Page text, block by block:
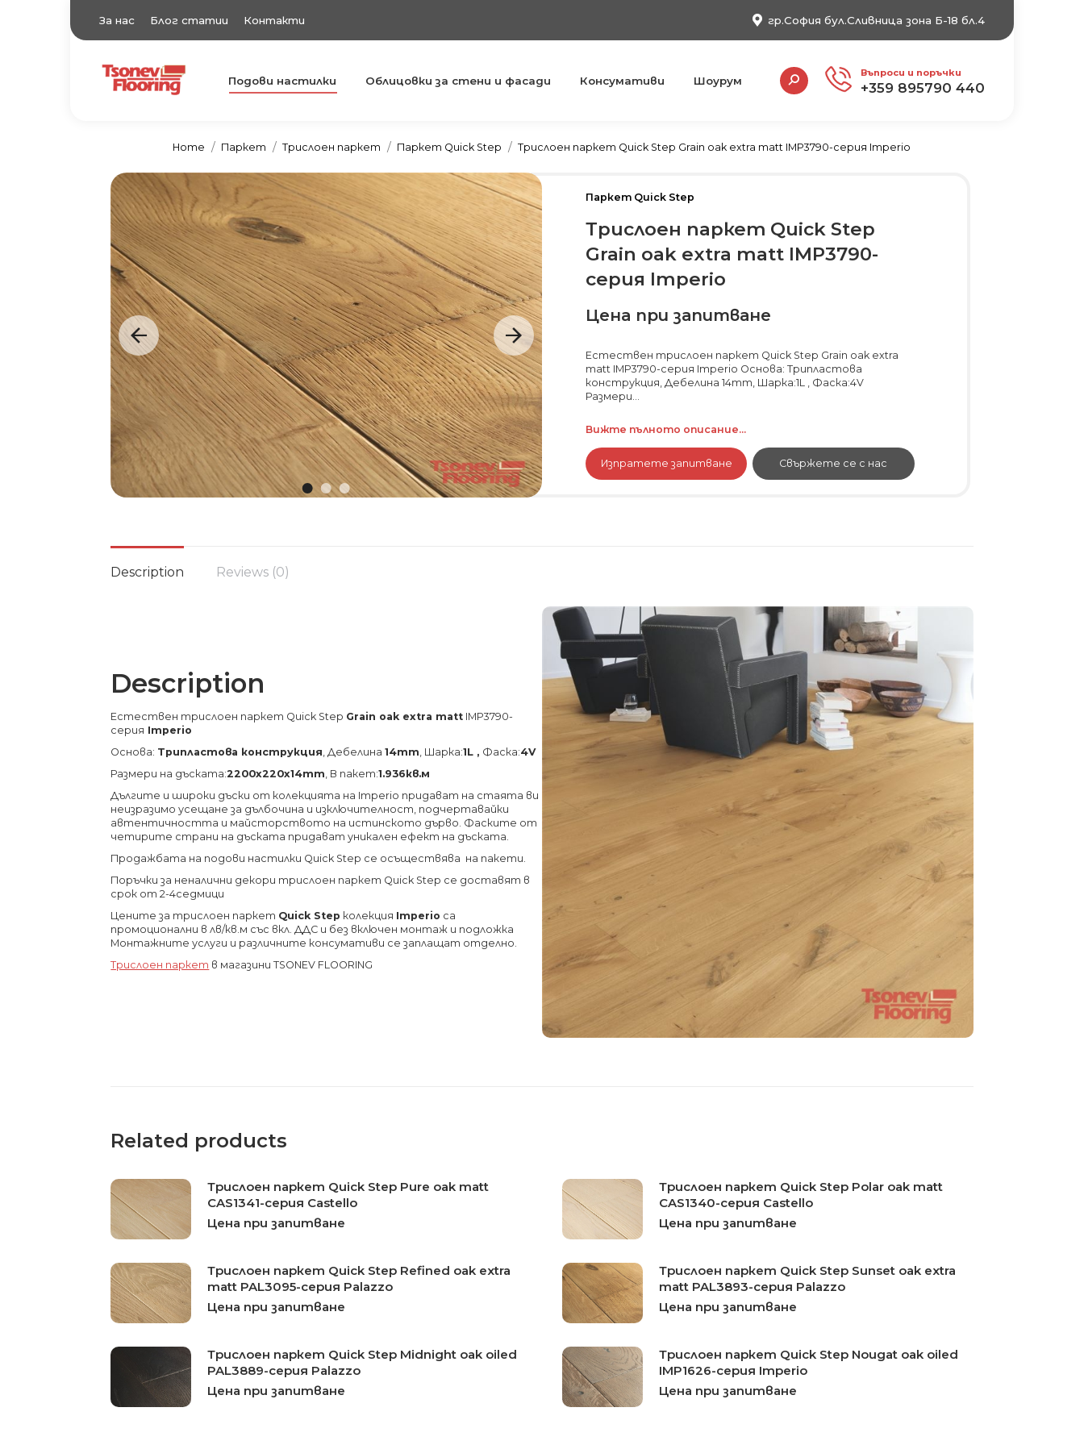
За нас Блог статии Контакти гр.София бул.Сливница зона Б-18 бл.4
TsonevFlooring
Подови настилки Подови настилки Облицовки за стени и фасади Консумативи Шоурум
Search: Въпроси и поръчки
+359 895790 440
You are here:
Home Паркет Трислоен паркет Паркет Quick Step Трислоен паркет Quick Step Grain oak extra matt IMP3790-серия Imperio
Паркет Quick Step
Трислоен паркет Quick Step
Grain oak extra matt IMP3790-
серия Imperio
Цена при запитване
Естествен трислоен паркет Quick Step Grain oak extra
matt IMP3790-серия Imperio Основа: Трипластова
конструкция, Дебелина 14mm, Шарка:1L , Фаска:4V
Размери...
Вижте пълното описание...
Изпратете запитване Свържете се с нас
Description Reviews (0)
Description
Естествен трислоен паркет Quick Step Grain oak extra matt IMP3790-
серия Imperio
Основа: Трипластова конструкция , Дебелина14mm , Шарка:1L , Фаска:4V
Размери на дъската:2200х220х14mm , В пакет:1.936кв.м
Дългите и широки дъски от колекцията на Imperio придават на стаята ви
неизразимо усещане за дълбочина и изключителност, подчертавайки
автентичността и майсторството на истинското дърво. Фаските от
четирите страни на дъската придават уникален ефект на дъската.
Продажбата на подови настилки Quick Step се осъществява на пакети.
Поръчки за неналични декори трислоен паркет Quick Step се доставят в
срок от 2-4седмици
Цените за трислоен паркет Quick Step колекция Imperio са
промоционални в лв/кв.м със вкл. ДДС и без включен монтаж и подложка
Монтажните услуги и различните консумативи се заплащат отделно.
Трислоен паркет в магазини TSONEV FLOORING
Related products
Трислоен паркет Quick Step Pure oak matt
CAS1341-серия Castello
Цена при запитване
Трислоен паркет Quick Step Polar oak matt
CAS1340-серия Castello
Цена при запитване
Трислоен паркет Quick Step Refined oak extra
matt PAL3095-серия Palazzo
Цена при запитване
Трислоен паркет Quick Step Sunset oak extra
matt PAL3893-серия Palazzo
Цена при запитване
Трислоен паркет Quick Step Midnight oak oiled
PAL3889-серия Palazzo
Цена при запитване
Трислоен паркет Quick Step Nougat oak oiled
IMP1626-серия Imperio
Цена при запитване